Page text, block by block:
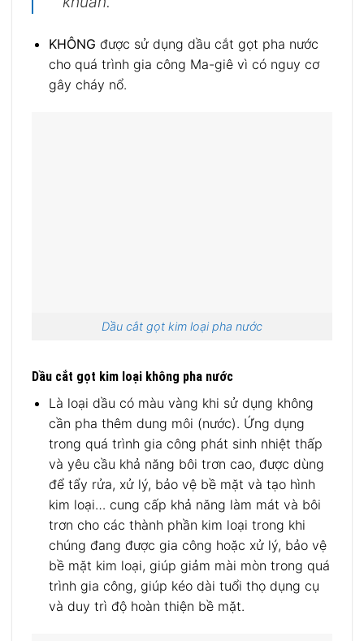
KHÔNG được sử dụng dầu cắt gọt pha nước
cho quá trình gia công Ma-giê vì có nguy cơ
gây cháy nổ.
Dầu cắt gọt kim loại pha nước
Dầu cắt gọt kim loại không pha nước
Là loại dầu có màu vàng khi sử dụng không
cần pha thêm dung môi (nước). Ứng dụng
trong quá trình gia công phát sinh nhiệt thấp
và yêu cầu khả năng bôi trơn cao, được dùng
để tẩy rửa, xử lý, bảo vệ bề mặt và tạo hình
kim loại… cung cấp khả năng làm mát và bôi
trơn cho các thành phần kim loại trong khi
chúng đang được gia công hoặc xử lý, bảo vệ
bề mặt kim loại, giúp giảm mài mòn trong quá
trình gia công, giúp kéo dài tuổi thọ dụng cụ
và duy trì độ hoàn thiện bề mặt.